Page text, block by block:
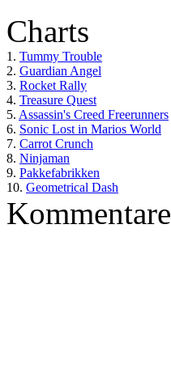
Charts
1. Tummy Trouble
2. Guardian Angel
3. Rocket Rally
4. Treasure Quest
5. Assassin's Creed Freerunners
6. Sonic Lost in Marios World
7. Carrot Crunch
8. Ninjaman
9. Pakkefabrikken
10. Geometrical Dash
Kommentare